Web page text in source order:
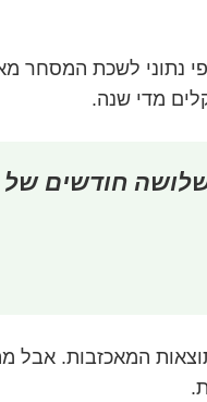
לשכת המסחר
מדי שנה.
שלושה חודשים של
המאכזבות. אבל